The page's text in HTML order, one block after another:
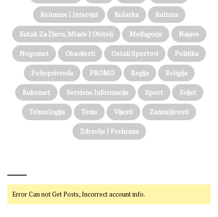
Kolumne I Intervjui Košarka Kultura
Kutak Za Djecu, Mlade I Obitelj Međugorje Najave
Nogomet Obavijesti Ostali Sportovi Politika
Poljoprivreda PROMO Regija Religija
Rukomet Servisne Informacije Sport Svijet
Tehnologija Tenis Vijesti Zanimljivosti
Zdravlje I Prehrana
Error Can not Get Posts, Incorrect account info.